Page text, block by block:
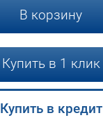
В корзину
Купить в 1 клик
Купить в кредит